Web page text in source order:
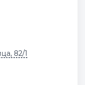
82/1